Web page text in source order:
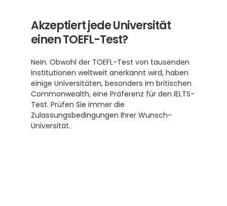
Akzeptiert jede Universität
einen TOEFL-Test?
Nein. Obwohl der TOEFL-Test von tausenden
Institutionen weltweit anerkannt wird, haben
einige Universitäten, besonders im britischen
Commonwealth, eine Präferenz für den IELTS-
Test. Prüfen Sie immer die
Zulassungsbedingungen Ihrer Wunsch-
Universität.